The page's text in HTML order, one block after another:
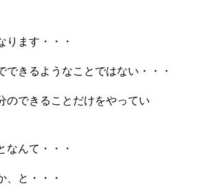
ります・・・
できるようなことではない・・・
のできることだけをやってい
なんて・・・
、と・・・